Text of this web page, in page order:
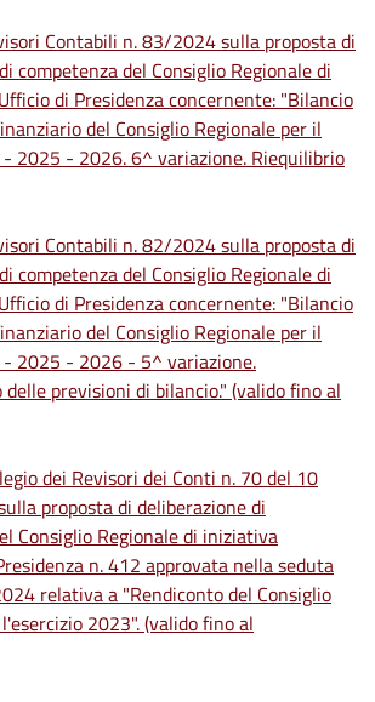
Contabili n. 83/2024 sulla proposta di
competenza del Consiglio Regionale di
di Presidenza concernente: "Bilancio
del Consiglio Regionale per il
2025 - 2026. 6^ variazione. Riequilibrio
Contabili n. 82/2024 sulla proposta di
competenza del Consiglio Regionale di
di Presidenza concernente: "Bilancio
del Consiglio Regionale per il
2025 - 2026 - 5^ variazione.
previsioni di bilancio." (valido fino al
dei Revisori dei Conti n. 70 del 10
proposta di deliberazione di
Consiglio Regionale di iniziativa
n. 412 approvata nella seduta
relativa a "Rendiconto del Consiglio
2023". (valido fino al